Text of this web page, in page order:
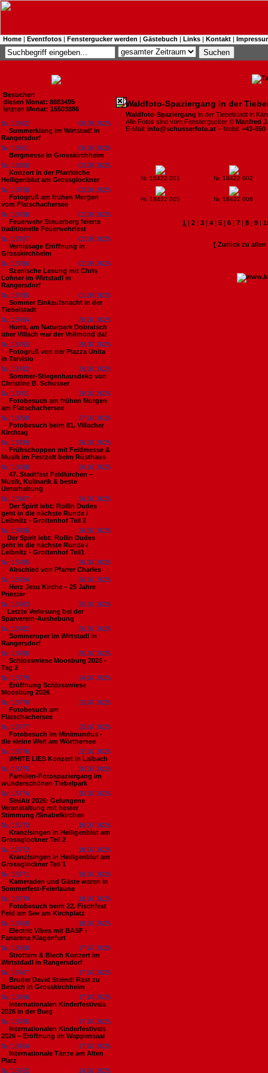
Home | Eventfotos | Fenstergucker werden | Gästebuch | Links | Kontakt |
Besucher:
diesen Monat: 8883495
letzten Monat: 15503886
Nr. 18802
08.08.2026
Summerklang im Wirtstadl in
Rangersdorf
Nr. 18801
06.08.2026
Bergmesse in Grosskirchheim
Nr. 18800
03.08.2026
Konzert in der Pfarrkirche
Heiligenblut am Grossglockner
Nr. 18799
03.08.2026
Fotogruß am frühen Morgen
vom Flatschachersee
Nr. 18798
02.08.2026
Feuerwehr Steuerberg feierte
traditionelle Feuerwehrfest
Nr. 18797
02.08.2026
Vernissage Eröffnung in
Grosskirchheim
Nr. 18796
02.08.2026
Szenische Lesung mit Chris
Lohner im Wirtstadl in
Rangersdorf
Nr. 18795
01.08.2026
Sommer Einkaufsnacht in der
Tiebelstadt
Nr. 18794
29.07.2026
Hurra, am Naturpark Dobratsch
über Villach war der Vollmond da!
Nr. 18793
29.07.2026
Fotogruß von der Piazza Unita
in Tarvisio
Nr. 18792
29.07.2026
Sommer-Stiegenhausdeko von
Christine B. Schusser
Nr. 18791
29.07.2026
Fotobesuch am frühen Morgen
am Flatschachersee
Nr. 18790
27.07.2026
Fotobesuch beim 81. Villacher
Kirchtag
Nr. 18789
26.07.2026
Frühschoppen mit Feldmesse &
Musik im Festzelt beim Rüsthaus
Nr. 18788
26.07.2026
47. Stadtfest Feldkirchen –
Musik, Kulinarik & beste
Unterhaltung
Nr. 18787
26.07.2026
Der Spirit lebt: Rollin Dudes
geht in die nächste Runde /
Leibnitz - Grottenhof Teil 2
Nr. 18786
26.07.2026
​Der Spirit lebt: Rollin Dudes
geht in die nächste Runde /
Leibnitz - Grottenhof Teil1
Nr. 18785
26.07.2026
Abschied von Pfarrer Charles
Nr. 18784
26.07.2026
Herz Jesu Kirche – 25 Jahre
Priester
Nr. 18783
25.07.2026
​Letzte Verlosung bei der
Sparverein-Aushebung
Nr. 18782
25.07.2026
Sommeroper im Wirtstadl in
Rangersdorf
Nr. 18780
25.07.2026
Schlosswiese Moosburg 2026 -
Tag 2
Nr. 18779
24.07.2026
Eröffnung Schlosswiese
Moosburg 2026
Nr. 18778
23.07.2026
Fotobesuch am
Flatschachersee
Nr. 18777
23.07.2026
Fotobesuch im Minimundus -
die kleine Welt am Wörthersee
Nr. 18776
22.07.2026
WHITE LIES Konzert in Laibach
Nr. 18775
20.07.2026
Familien-Fotospaziergang im
wunderschönen Tiebelpark
Nr. 18774
20.07.2026
SiniAir 2026: Gelungene
Veranstaltung mit bester
Stimmung /Sinabelkirchen
Nr. 18773
19.07.2026
Kranzlsingen in Heiligenblut am
Grossglockner Teil 2
Nr. 18772
19.07.2026
Kranzlsingen in Heiligenblut am
Grossglockner Teil 1
Nr. 18771
19.07.2026
Kameraden und Gäste waren in
Sommerfest-Feierlaune
Nr. 18770
18.07.2026
Fotobesuch beim 22. Fischfest
Feld am See am Kirchplatz
Nr. 18769
18.07.2026
Electric Vibes mit BASF -
Fanarena Klagenfurt
Nr. 18768
17.07.2026
Strottern & Blech Konzert im
Wirtstdadl in Rangersdorf
Nr. 18767
17.07.2026
Bruder David Steindl Rast zu
Besuch in Grosskirchheim
Nr. 18766
17.07.2026
Internationalen Kinderfestivals
2026 in der Burg
Nr. 18765
17.07.2026
Internationalen Kinderfestivals
2026 – Eröffnung im Wappensaal
Nr. 18764
17.07.2026
Internationale Tänze am Alten
Platz
Nr. 18763
14.07.2026
Waldfoto-Spaziergang in der
Waldfoto-Spaziergang in der Tiebelstadt in
Alle Fotos sind vom Fenstergucker © Manfred
E-Mail: info@schusserfoto.at – Mobil: +43-650
Nr. 18422 001 Nr. 18422 002
Nr. 18422 005 Nr. 18422 006
1 |2 |3 |4 |5 |6 |7 |8 |9 |
[ Zurück zu